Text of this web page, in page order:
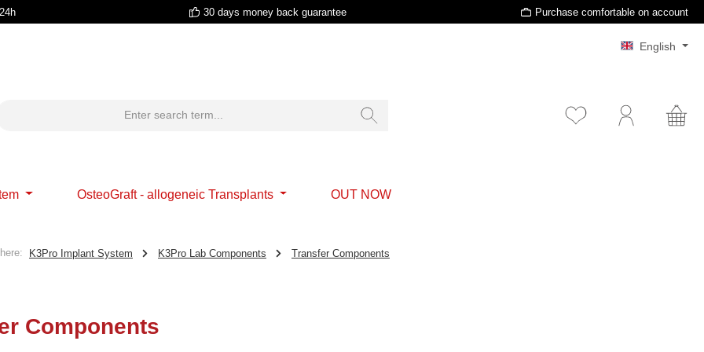
30 days money back guarantee Purchase comfortable on account
English
OsteoGraft - allogeneic Transplants OUT NOW
K3Pro Implant System K3Pro Lab Components Transfer Components
Components